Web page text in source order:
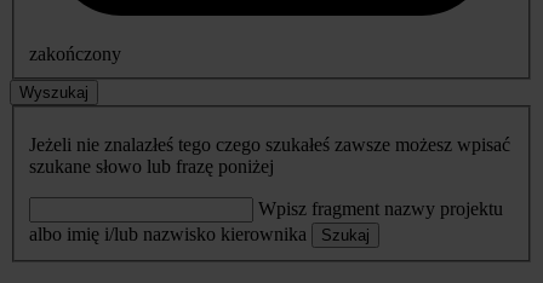
zakończony
Wyszukaj
Jeżeli nie znalazłeś tego czego szukałeś zawsze możesz wpisać
szukane słowo lub frazę poniżej
Wpisz fragment nazwy projektu
albo imię i/lub nazwisko kierownika
Szukaj